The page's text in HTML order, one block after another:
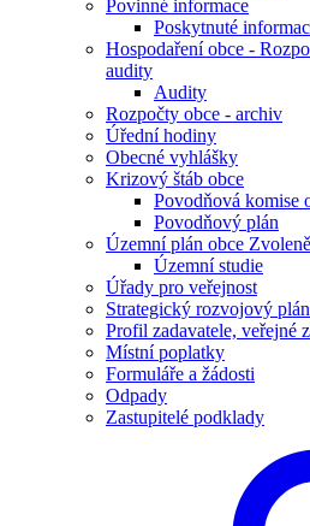
Povinné informace
Poskytnuté
Hospodaření obce -
audity
Audity
Rozpočty obce - archiv
Úřední hodiny
Obecné vyhlášky
Krizový štáb obce
Povodňová komise
Povodňový plán
Územní plán obce
Územní studie
Úřady pro veřejnost
Strategický rozvojový
Profil zadavatele, veřejné
Místní poplatky
Formuláře a žádosti
Odpady
Zastupitelé podklady